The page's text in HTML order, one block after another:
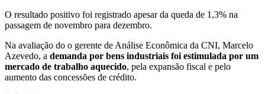
O resultado positivo foi registrado apesar da queda de 1,3% na
passagem de novembro para dezembro.
Na avaliação do o gerente de Análise Econômica da CNI, Marcelo
Azevedo, a demanda por bens industriais foi estimulada por um
mercado de trabalho aquecido, pela expansão fiscal e pelo
aumento das concessões de crédito.